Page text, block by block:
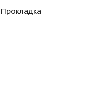
Прокладка